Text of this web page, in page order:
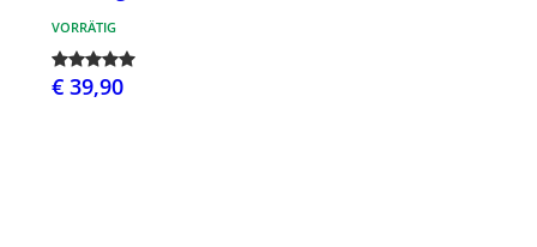
VORRÄTIG
€ 39,90